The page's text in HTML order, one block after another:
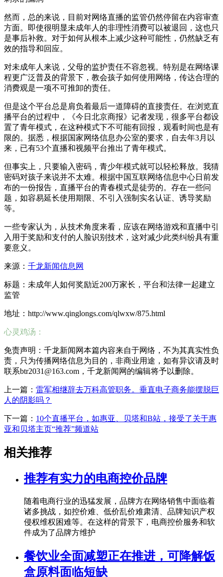
然而，总的来说，目前对网络直播的监管仍然停留在内容审查
方面。即使很明显未成年人的非理性消费可以被退回，这也只
是事后补救。对于如何从根本上减少这种可能性，仍然缺乏有
效的指导和回应。
对未成年人来说，父母的监护责任不容忽视。特别是在网络课
程更广泛普及的背景下，教会孩子如何使用网络，传达合理的
消费观是一项不可推卸的责任。
但是这个平台总是肩负着最后一道障碍的直接责任。在浏览直
播平台的过程中，《今日北京商报》记者发现，很多平台都设
置了青年模式，在这种模式下不可能有回报，观看时间也是有
限的。据悉，根据国家网络信息办公室的要求，自去年3月以
来，已有53个直播和视频平台推出了青年模式。
但事实上，只要输入密码，青少年模式就可以轻松释放。我猜
密码对孩子来说并不太难。根据中国互联网络信息中心日前发
布的一份报告，直播平台的青春模式是徒劳的。存在一些问
题，如容易延长使用期限、不引入强制实名认证、诱导奖励
等。
一些专家认为，从技术角度来看，应该在网络游戏和直播中引
入用于奖励和支付的人脸识别技术，这对减少此类纠纷具有重
要意义。
来源： 千龙新闻信息网
标题：未成年人如何奖励近200万家长，平台和法律一起建立
监管
地址：http://www.qinglongs.com/qlwxw/875.html
心灵鸡汤：
免责声明：千龙新闻网本篇内容来自于网络，不为其真实性负
责，只为传播网络信息为目的，非商业用途，如有异议请及时
联系btr2031@163.com，千龙新闻网的编辑将予以删除。
上一篇： 雷军相继辞去万科高管职务。垂直电子商务能摆脱巨
人的阴影吗？
下一篇： 10个直播平台，如惠亚、贝塔和B站，接受了关于惠
亚和贝塔主页“推荐”频道站
相关推荐
推荐有实力的电商控价品牌
随着电商行业的迅猛发展，品牌方在网络销售中面临着
诸多挑战，如控价难、低价乱价难肃清、品牌知识产权
侵权维权困难等。在这样的背景下，电商控价服务和软
件成为了品牌方维护
餐饮业全面减塑正在推进，可降解饭
盒原料面临短缺